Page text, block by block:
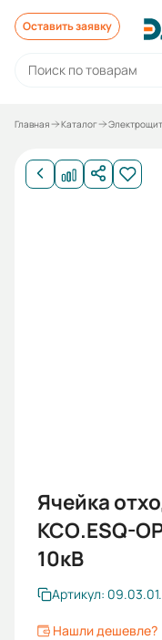
Оставить заявку
Главная Каталог
Ячейка
КСО.ESQ-
10кВ
Артикул:
Нашли дешевле?